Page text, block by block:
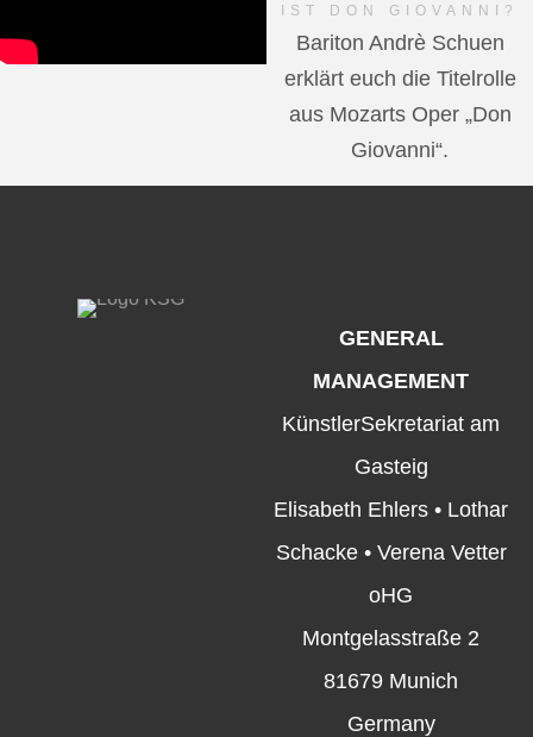
IST DON GIOVANNI?
Bariton Andrè Schuen
erklärt euch die Titelrolle
aus Mozarts Oper „Don
Giovanni“.
GENERAL
MANAGEMENT
KünstlerSekretariat am
Gasteig
Elisabeth Ehlers • Lothar
Schacke • Verena Vetter
oHG
Montgelasstraße 2
81679 Munich
Germany